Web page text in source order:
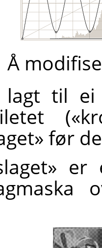
Å
til ei
før